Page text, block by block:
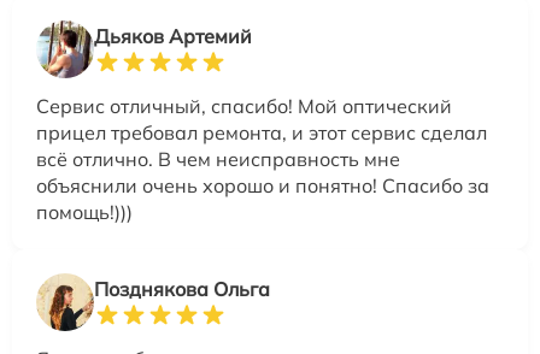
Дьяков Артемий
Сервис отличный, спасибо! Мой оптический
прицел требовал ремонта, и этот сервис сделал
всё отлично. В чем неисправность мне
объяснили очень хорошо и понятно! Спасибо за
помощь!)))
Позднякова Ольга